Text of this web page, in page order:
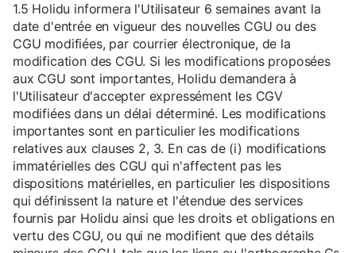
1.5 Holidu informera l'Utilisateur 6 semaines avant la
date d'entrée en vigueur des nouvelles CGU ou des
CGU modifiées, par courrier électronique, de la
modification des CGU. Si les modifications proposées
aux CGU sont importantes, Holidu demandera à
l'Utilisateur d'accepter expressément les CGV
modifiées dans un délai déterminé. Les modifications
importantes sont en particulier les modifications
relatives aux clauses 2, 3. En cas de (i) modifications
immatérielles des CGU qui n'affectent pas les
dispositions matérielles, en particulier les dispositions
qui définissent la nature et l'étendue des services
fournis par Holidu ainsi que les droits et obligations en
vertu des CGU, ou qui ne modifient que des détails